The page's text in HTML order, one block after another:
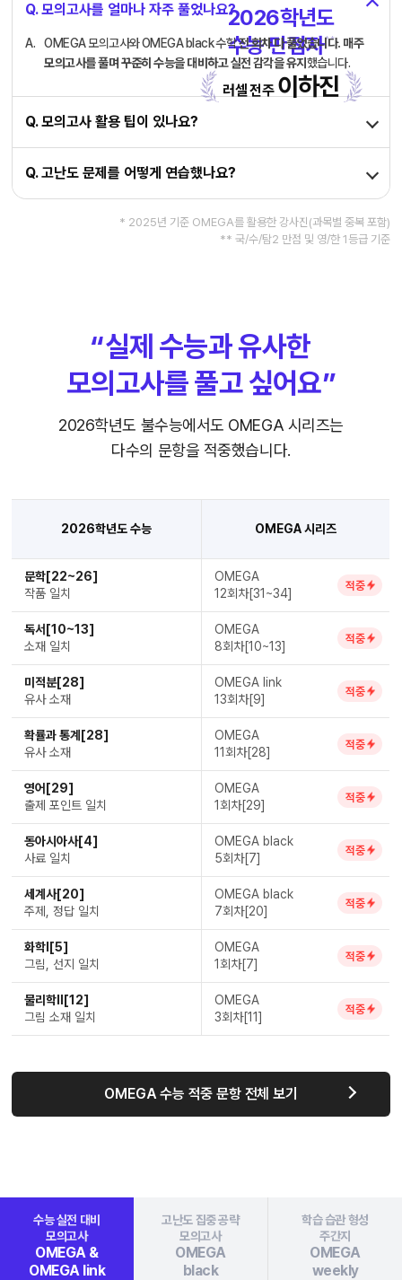
2026학년도
수능 만점자* *
러셀 전주 이하진
Q. 모의고사를 얼마나 자주 풀었나요?
OMEGA 모의고사와 OMEGA black 수학전 회차 다 풀었습니다. 매주
모의고사를 풀며 꾸준히 수능을 대비하고 실전 감각을 유지했습니다.
Q. 모의고사 활용 팁이 있나요?
Q. 고난도 문제를 어떻게 연습했나요?
* 2025년 기준 OMEGA를 활용한 강사진(과목별 중복 포함)
** 국/수/탐2 만점 및 영/한 1등급 기준
“실제 수능과 유사한
모의고사를 풀고 싶어요”
2026학년도 불수능에서도 OMEGA 시리즈는
다수의 문항을 적중했습니다.
2026학년도 수능 OMEGA 시리즈
문학[22~26]
작품 일치
OMEGA
12회차[31~34]
적중
독서[10~13]
소재 일치
OMEGA
8회차[10~13]
적중
미적분[28]
유사 소재
OMEGA link
13회차[9]
적중
확률과 통계[28]
유사 소재
OMEGA
11회차[28]
적중
영어[29]
출제 포인트 일치
OMEGA
1회차[29]
적중
동아시아사[4]
사료 일치
OMEGA black
5회차[7]
적중
세계사[20]
주제, 정답 일치
OMEGA black
7회차[20]
적중
화학Ⅰ[5]
그림, 선지 일치
OMEGA
1회차[7]
적중
물리학Ⅱ[12]
그림 소재 일치
OMEGA
3회차[11]
적중
OMEGA 수능 적중 문항 전체 보기
수능 실전 대비
모의고사
OMEGA &
OMEGA link
고난도 집중 공략
모의고사
OMEGA
black
학습 습관 형성
주간지
OMEGA
weekly